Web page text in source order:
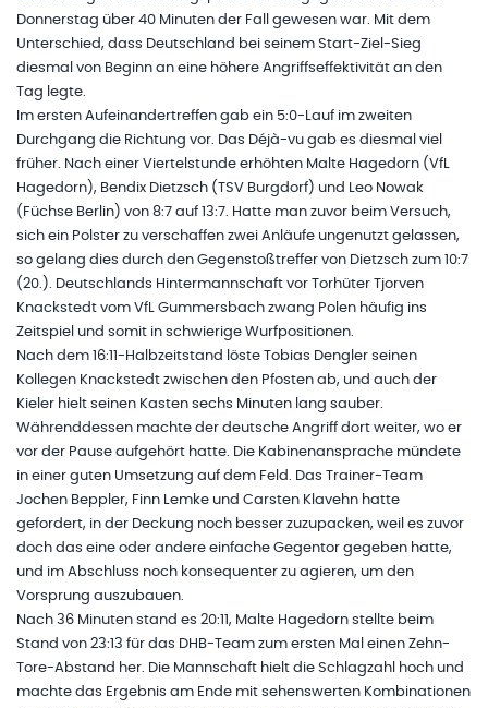
Donnerstag über 40 Minuten der Fall gewesen war. Mit dem
Unterschied, dass Deutschland bei seinem Start-Ziel-Sieg
diesmal von Beginn an eine höhere Angriffseffektivität an den
Tag legte.
Im ersten Aufeinandertreffen gab ein 5:0-Lauf im zweiten
Durchgang die Richtung vor. Das Déjà-vu gab es diesmal viel
früher. Nach einer Viertelstunde erhöhten Malte Hagedorn (VfL
Hagedorn), Bendix Dietzsch (TSV Burgdorf) und Leo Nowak
(Füchse Berlin) von 8:7 auf 13:7. Hatte man zuvor beim Versuch,
sich ein Polster zu verschaffen zwei Anläufe ungenutzt gelassen,
so gelang dies durch den Gegenstoßtreffer von Dietzsch zum 10:7
(20.). Deutschlands Hintermannschaft vor Torhüter Tjorven
Knackstedt vom VfL Gummersbach zwang Polen häufig ins
Zeitspiel und somit in schwierige Wurfpositionen.
Nach dem 16:11-Halbzeitstand löste Tobias Dengler seinen
Kollegen Knackstedt zwischen den Pfosten ab, und auch der
Kieler hielt seinen Kasten sechs Minuten lang sauber.
Währenddessen machte der deutsche Angriff dort weiter, wo er
vor der Pause aufgehört hatte. Die Kabinenansprache mündete
in einer guten Umsetzung auf dem Feld. Das Trainer-Team
Jochen Beppler, Finn Lemke und Carsten Klavehn hatte
gefordert, in der Deckung noch besser zuzupacken, weil es zuvor
doch das eine oder andere einfache Gegentor gegeben hatte,
und im Abschluss noch konsequenter zu agieren, um den
Vorsprung auszubauen.
Nach 36 Minuten stand es 20:11, Malte Hagedorn stellte beim
Stand von 23:13 für das DHB-Team zum ersten Mal einen Zehn-
Tore-Abstand her. Die Mannschaft hielt die Schlagzahl hoch und
machte das Ergebnis am Ende mit sehenswerten Kombinationen